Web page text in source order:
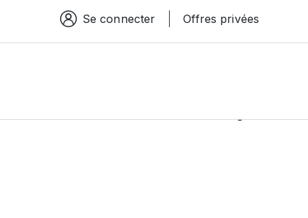
Espace connexion
Se connecter Offres privées